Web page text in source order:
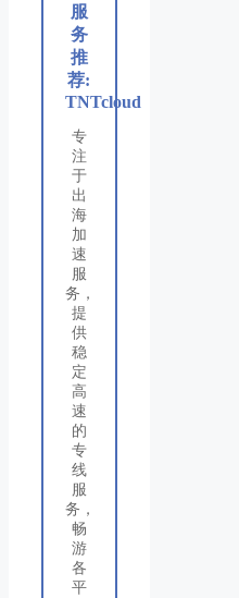
服
务
推
荐:
TNTcloud
专
注
于
出
海
加
速
服
务，
提
供
稳
定
高
速
的
专
线
服
务，
畅
游
各
平